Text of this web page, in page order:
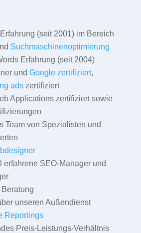
(seit 2001) im Bereich
Suchmaschinenoptimierung
Erfahrung (seit 2004)
und Google zertifiziert,
adszertifiziert
Applications zertifiziert sowie
Team von Spezialisten und
erfahrene SEO-Manager und
unseren Außendienst
Reportings
Preis-Leistungs-Verhältnis